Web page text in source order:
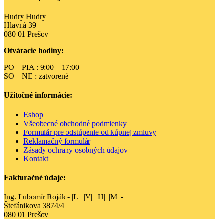
viacero
vybrať
na
stránke
produktu.
Hudry Hudry
Hlavná 39
080 01 Prešov
Otváracie hodiny:
PO – PIA : 9:00 – 17:00
SO – NE : zatvorené
Užitočné informácie:
Eshop
Všeobecné obchodné podmienky
Formulár pre odstúpenie od kúpnej zmluvy
Reklamačný formulár
Zásady ochrany osobných údajov
Kontakt
Fakturačné údaje:
Ing. Ľubomír Roják - |L|_|V|_|H|_|M| -
Štefánikova 3874/4
080 01 Prešov